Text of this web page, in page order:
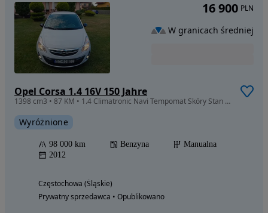
Opel Corsa 1.4 16V 150 Jahre
1398 cm3 • 87 KM • 1.4 Climatronic Navi Tempomat Skóry Stan Bdb
Wyróżnione
98 000 km Benzyna
Manualna
2012
Częstochowa (Śląskie)
Prywatny sprzedawca • Opublikowano
16 900 PLN
W granicach średniej